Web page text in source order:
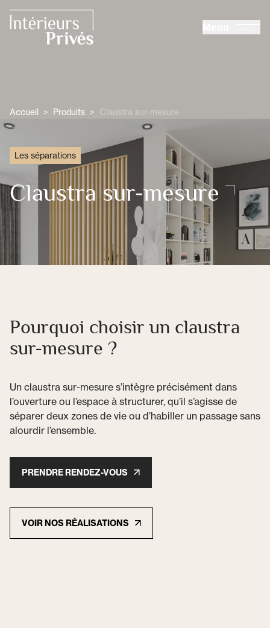
Accueil > Produits > Claustra sur-mesure
Les séparations
Claustra sur-mesure
Pourquoi choisir un claustra
sur-mesure ?
Un claustra sur-mesure s’intègre précisément dans
l’ouverture ou l’espace à structurer, qu’il s’agisse de
séparer deux zones de vie ou d’habiller un passage sans
alourdir l’ensemble.
PRENDRE RENDEZ-VOUS
VOIR NOS RÉALISATIONS